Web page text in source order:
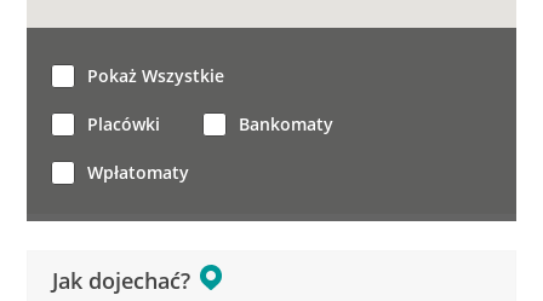
Jak dojechać?
Pokaż Wszystkie
Placówki Bankomaty
Wpłatomaty